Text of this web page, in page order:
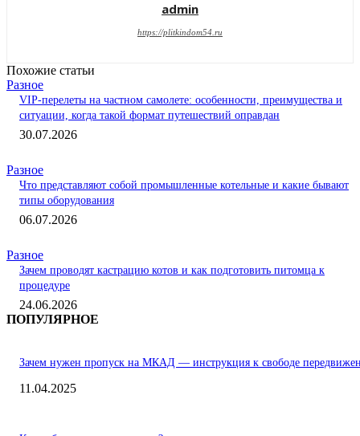
admin
https://plitkindom54.ru
Похожие статьи
Разное
VIP-перелеты на частном самолете: особенности, преимущества и
ситуации, когда такой формат путешествий оправдан
30.07.2026
Разное
Что представляют собой промышленные котельные и какие бывают
типы оборудования
06.07.2026
Разное
Зачем проводят кастрацию котов и как подготовить питомца к
процедуре
24.06.2026
ПОПУЛЯРНОЕ
Зачем нужен пропуск на МКАД — инструкция к свободе
11.04.2025